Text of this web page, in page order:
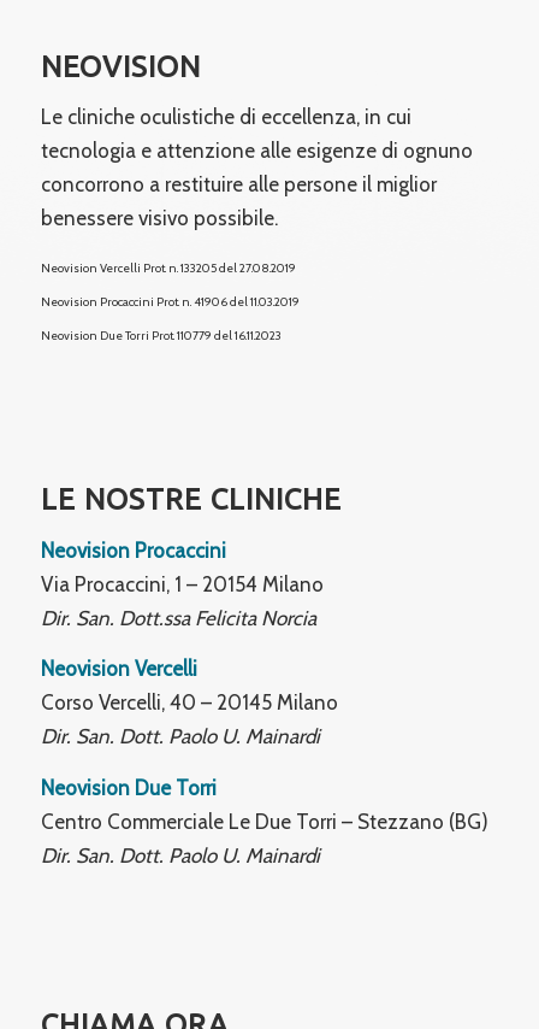
NEOVISION
Le cliniche oculistiche di eccellenza, in cui
tecnologia e attenzione alle esigenze di ognuno
concorrono a restituire alle persone il miglior
benessere visivo possibile.
Neovision Vercelli Prot. n. 133205 del 27.08.2019
Neovision Procaccini Prot. n. 41906 del 11.03.2019
Neovision Due Torri Prot. 110779 del 16.11.2023
LE NOSTRE CLINICHE
Neovision Procaccini
Via Procaccini, 1 – 20154 Milano
Dir. San. Dott.ssa Felicita Norcia
Neovision Vercelli
Corso Vercelli, 40 – 20145 Milano
Dir. San. Dott. Paolo U. Mainardi
Neovision Due Torri
Centro Commerciale Le Due Torri – Stezzano (BG)
Dir. San. Dott. Paolo U. Mainardi